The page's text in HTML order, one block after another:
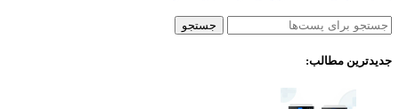
جستجو
جدیدترین مطالب: